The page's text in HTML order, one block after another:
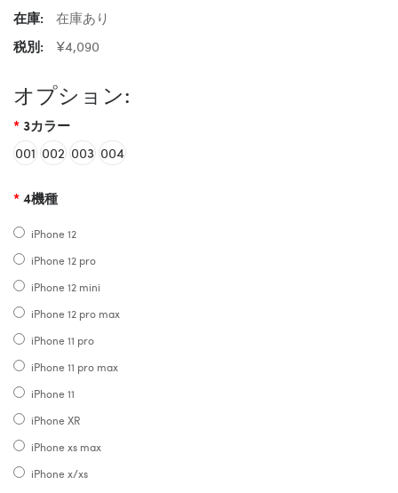
在庫:
在庫あり
税別:
¥4,090
オプション:
3カラー
001 002 003 004
4機種
iPhone 12
iPhone 12 pro
iPhone 12 mini
iPhone 12 pro max
iPhone 11 pro
iPhone 11 pro max
iPhone 11
iPhone XR
iPhone xs max
iPhone x/xs